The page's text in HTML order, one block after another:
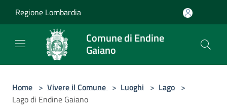
Regione Lombardia
Comune di Endine
Gaiano
Home > Vivere il Comune > Luoghi > Lago >
Lago di Endine Gaiano